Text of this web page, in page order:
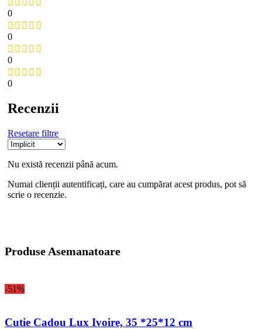
0
0
0
0
Recenzii
Resetare filtre
Nu există recenzii până acum.
Numai clienții autentificați, care au cumpărat acest produs, pot să
scrie o recenzie.
Produse Asemanatoare
-51%
Cutie Cadou Lux Ivoire, 35 *25*12 cm